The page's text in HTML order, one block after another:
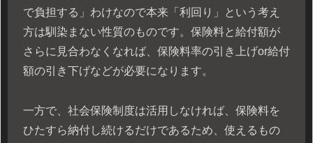
で負担する」わけなので本来「利回り」という考え
方は馴染まない性質のものです。保険料と給付額が
さらに見合わなくなれば、保険料率の引き上げor給付
額の引き下げなどが必要になります。
一方で、社会保険制度は活用しなければ、保険料を
ひたすら納付し続けるだけであるため、使えるもの